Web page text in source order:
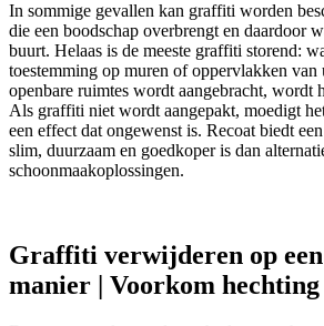
In sommige gevallen kan graffiti worden
die een boodschap overbrengt en daardoor
buurt. Helaas is de meeste graffiti storend:
toestemming op muren of oppervlakken
openbare ruimtes wordt aangebracht, wordt
Als graffiti niet wordt aangepakt, moedigt
een effect dat ongewenst is. Recoat biedt
slim, duurzaam en goedkoper is dan
schoonmaakoplossingen.
Graffiti verwijderen op
manier | Voorkom hechting